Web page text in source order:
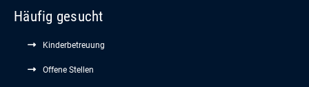
Häufig gesucht
Kinderbetreuung
Offene Stellen